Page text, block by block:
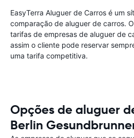
EasyTerra Aluguer de Carros é um
comparação de aluguer de carros.
tarifas de empresas de aluguer de
assim o cliente pode reservar
uma tarifa competitiva.
Opções de aluguer
Berlin